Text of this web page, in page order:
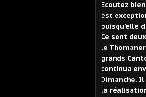
Ecoutez
est
puisqu’elle
Ce sont
le
grands
continua
Dimanche.
la